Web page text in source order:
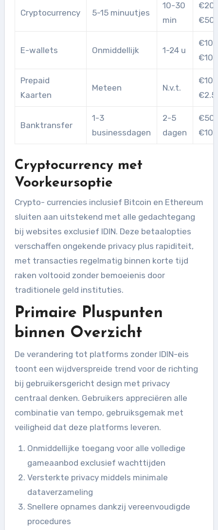
Cryptocurrency 5-15 minuutjes
10-30
min
€20
E-wallets Onmiddellijk 1-24 u
€10
Prepaid
Kaarten
Meteen N.v.t.
€10
Banktransfer
1-3
businessdagen
2-5
dagen
€50
Cryptocurrency met
Voorkeursoptie
Crypto- currencies inclusief Bitcoin en Ethereum
sluiten aan uitstekend met alle gedachtegang
bij websites exclusief IDIN. Deze betaalopties
verschaffen ongekende privacy plus rapiditeit,
met transacties regelmatig binnen korte tijd
raken voltooid zonder bemoeienis door
traditionele geld instituties.
Primaire Pluspunten
binnen Overzicht
De verandering tot platforms zonder IDIN-eis
toont een wijdverspreide trend voor de richting
bij gebruikersgericht design met privacy
centraal denken. Gebruikers appreciëren alle
combinatie van tempo, gebruiksgemak met
veiligheid dat deze platforms leveren.
Onmiddellijke toegang voor alle volledige
gameaanbod exclusief wachttijden
Versterkte privacy middels minimale
dataverzameling
Snellere opnames dankzij vereenvoudigde
procedures